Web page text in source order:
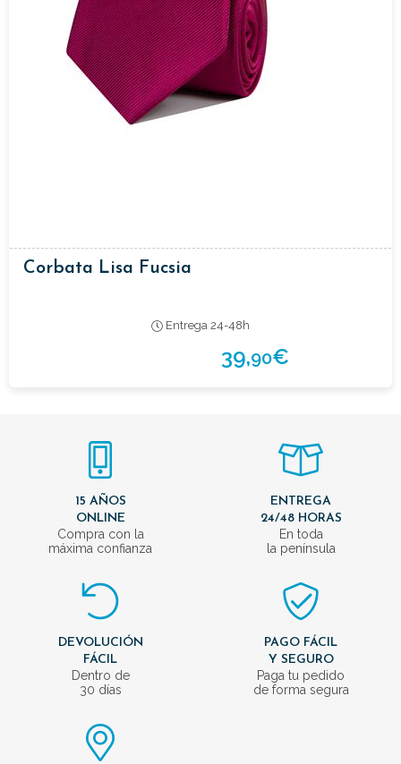
Corbata Lisa Fucsia
Entrega 24-48h
39,90€
15 AÑOS
ONLINE
Compra con la
máxima confianza
ENTREGA
24/48 HORAS
En toda
la península
DEVOLUCIÓN
FÁCIL
Dentro de
30 días
PAGO FÁCIL
Y SEGURO
Paga tu pedido
de forma segura